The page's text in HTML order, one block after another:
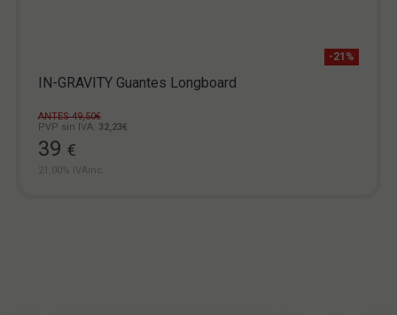
-21%
IN-GRAVITY Guantes Longboard
PVP sin IVA: 32,23€
ANTES 49,50€
39 €
21.00% IVAinc.